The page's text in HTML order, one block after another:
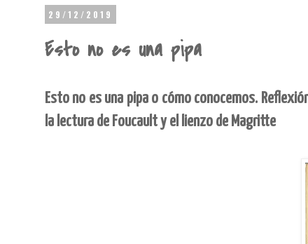
29/12/2019
Esto no es una pipa
Esto no es una pipa o cómo conocemos.
la lectura de Foucault y el lienzo de Magritte